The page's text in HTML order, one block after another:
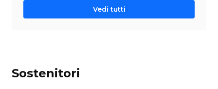
Vedi tutti
Sostenitori